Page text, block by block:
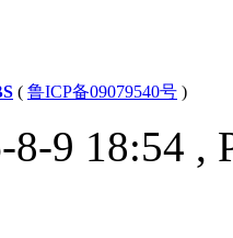
( 鲁ICP备09079540号 )
8-9 18:54 ,